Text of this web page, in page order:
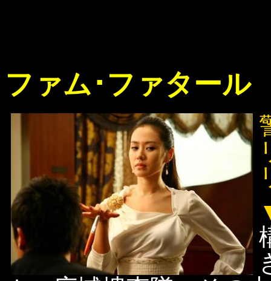
ファム･ファタール